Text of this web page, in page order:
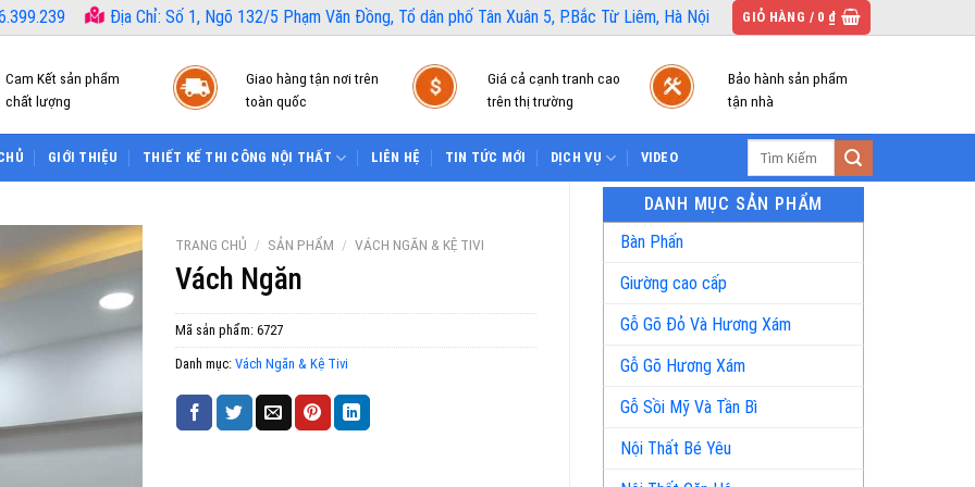
Địa Chỉ: Số 1, Ngõ 132/5 Phạm Văn Đồng, Tổ dân phố Tân Xuân 5, P.Bắc Từ Liêm, Hà Nội GIỎ HÀNG / 0 ₫
Cam Kết sản phẩm
chất lượng
Giao hàng tận nơi trên
toàn quốc
Giá cả cạnh tranh cao
trên thị trường
Bảo hành sản phẩm
tận nhà
GIỚI THIỆU THIẾT KẾ THI CÔNG NỘI THẤT LIÊN HỆ TIN TỨC MỚI DỊCH VỤ VIDEO
DANH MỤC SẢN PHẨM
Bàn Phấn
Giường cao cấp
Gỗ Gõ Đỏ Và Hương Xám
Gỗ Gõ Hương Xám
Gỗ Sồi Mỹ Và Tần Bì
Nội Thất Bé Yêu
TRANG CHỦ / SẢN PHẨM / VÁCH NGĂN & KỆ TIVI
Vách Ngăn
Mã sản phẩm: 6727
Danh mục: Vách Ngăn & Kệ Tivi